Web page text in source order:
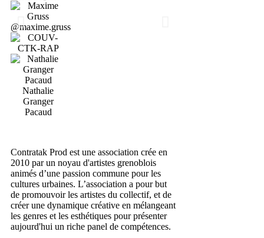
@maxime.gruss
Nathalie
Granger
Pacaud
Contratak Prod est une association crée en
2010 par un noyau d'artistes grenoblois
animés d’une passion commune pour les
cultures urbaines. L’association a pour but
de promouvoir les artistes du collectif, et de
créer une dynamique créative en mélangeant
les genres et les esthétiques pour présenter
aujourd'hui un riche panel de compétences.